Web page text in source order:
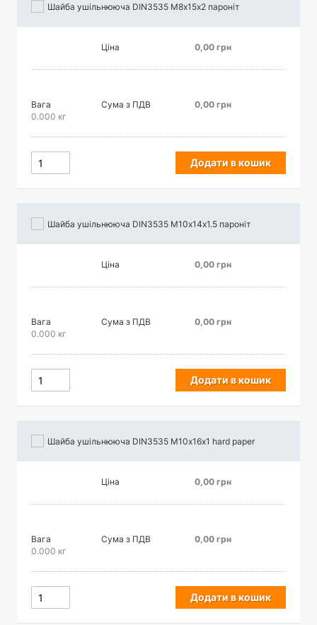
Шайба ушільнююча DIN3535 М8х15х2 пароніт
Ціна 0,00 грн
Вага
0.000 кг
Сума з ПДВ 0,00 грн
Додати в кошик
Шайба ушільнююча DIN3535 М10х14х1.5 пароніт
Ціна 0,00 грн
Вага
0.000 кг
Сума з ПДВ 0,00 грн
Додати в кошик
Шайба ушільнююча DIN3535 М10х16х1 hard paper
Ціна 0,00 грн
Вага
0.000 кг
Сума з ПДВ 0,00 грн
Додати в кошик